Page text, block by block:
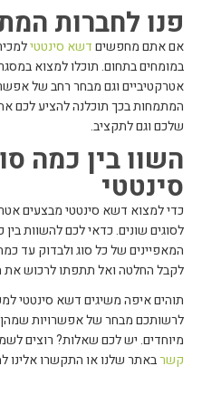
פנו לחברות
אם אתם מחפשיםדשא סינטטי
במומחים בתחום. תוכלו למצוא
אטרקטיביים וגם מבחר רחב של
המתמחות בכך תוכלנה להציע לכם
שלכם וגם לתקציב.
השוו בין כמה
סינטטי
כדי למצוא דשא סינטטי מבצעים
לסוגים שונים. כדאי לכם להשוות
המאפיינים של כל סוג ולבדוק עד
לקבל החלטה ואל תתפתו לרכוש את
תוהים איפה משיגים דשא סינטטי
לרשותכם מבחר של אפשרויות שמהן
מיוחדים. יש לכם שאלות? רוצים
קשרבאתר שלנו או התקשרו אלינו למספר 1-